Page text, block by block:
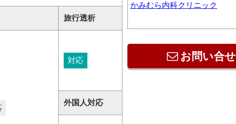
旅行透析
対応
外国人対応
かみむら内科クリニック
お問い合せ